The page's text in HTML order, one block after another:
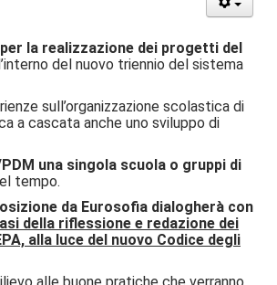
la realizzazione dei progetti del
del nuovo triennio del sistema
sull’organizzazione scolastica di
a cascata anche uno sviluppo di
una singola scuola o gruppi di
tempo.
da Eurosofia dialogherà con
della riflessione e redazione dei
alla luce del nuovo Codice degli